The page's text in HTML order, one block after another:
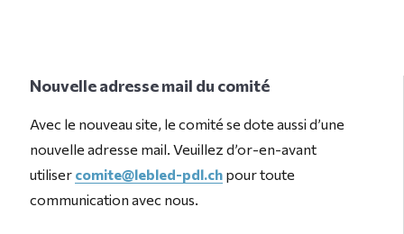
Nouvelle adresse mail du comité
Avec le nouveau site, le comité se dote aussi d’une
nouvelle adresse mail. Veuillez d’or-en-avant
utiliser comite@lebled-pdl.chpour toute
communication avec nous.